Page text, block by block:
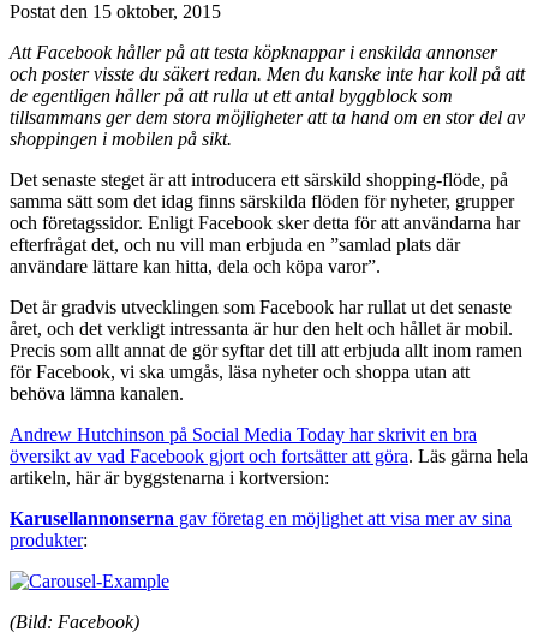
Postat den 15 oktober, 2015
Att Facebook håller på att testa köpknappar i enskilda annonser
och poster visste du säkert redan. Men du kanske inte har koll på att
de egentligen håller på att rulla ut ett antal byggblock som
tillsammans ger dem stora möjligheter att ta hand om en stor del av
shoppingen i mobilen på sikt.
Det senaste steget är att introducera ett särskild shopping-flöde, på
samma sätt som det idag finns särskilda flöden för nyheter, grupper
och företagssidor. Enligt Facebook sker detta för att användarna har
efterfrågat det, och nu vill man erbjuda en ”samlad plats där
användare lättare kan hitta, dela och köpa varor”.
Det är gradvis utvecklingen som Facebook har rullat ut det senaste
året, och det verkligt intressanta är hur den helt och hållet är mobil.
Precis som allt annat de gör syftar det till att erbjuda allt inom ramen
för Facebook, vi ska umgås, läsa nyheter och shoppa utan att
behöva lämna kanalen.
Andrew Hutchinson på Social Media Today har skrivit en bra
översikt av vad Facebook gjort och fortsätter att göra. Läs gärna hela
artikeln, här är byggstenarna i kortversion:
Karusellannonserna gav företag en möjlighet att visa mer av sina
produkter:
(Bild: Facebook)